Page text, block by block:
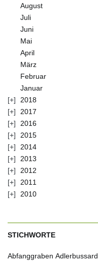
August
Juli
Juni
Mai
April
März
Februar
Januar
2018
2017
2016
2015
2014
2013
2012
2011
2010
STICHWORTE
Abfanggraben Adlerbussard